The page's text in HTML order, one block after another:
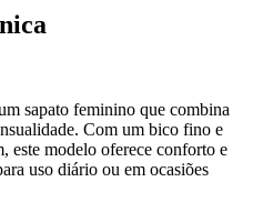
sapato feminino que combina
Com um bico fino e
este modelo oferece conforto e
uso diário ou em ocasiões